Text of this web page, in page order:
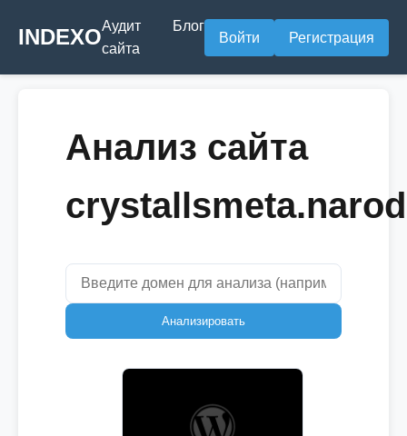
INDEXOАудит
сайта
Блог
Войти Регистрация
Анализ сайта
Анализировать